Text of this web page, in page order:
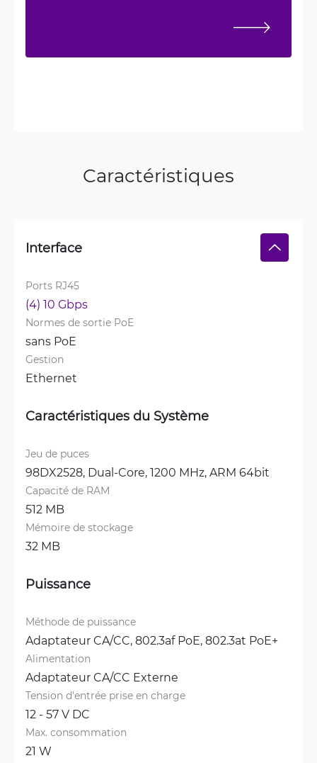
Caractéristiques
Interface
Ports RJ45
(4) 10 Gbps
Normes de sortie PoE
sans PoE
Gestion
Ethernet
Caractéristiques du Système
Jeu de puces
98DX2528, Dual-Core, 1200 MHz, ARM 64bit
Capacité de RAM
512 MB
Mémoire de stockage
32 MB
Puissance
Méthode de puissance
Adaptateur CA/CC, 802.3af PoE, 802.3at PoE+
Alimentation
Adaptateur CA/CC Externe
Tension d'entrée prise en charge
12 - 57 V DC
Max. consommation
21 W